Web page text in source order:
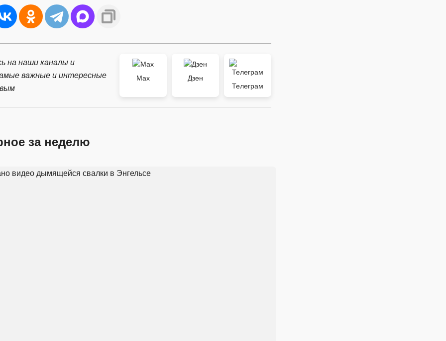
на наши каналы и
важные и интересные
Max
Дзен
Телеграм
за неделю